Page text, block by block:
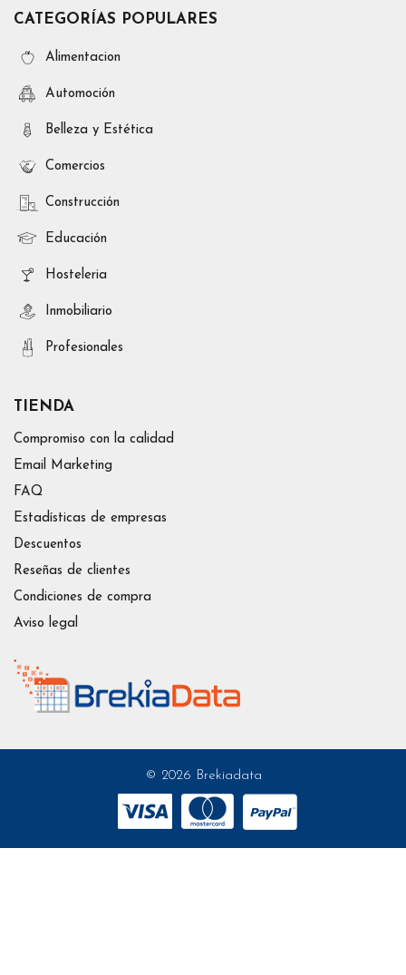
CATEGORÍAS POPULARES
Alimentacion
Automoción
Belleza y Estética
Comercios
Construcción
Educación
Hosteleria
Inmobiliario
Profesionales
TIENDA
Compromiso con la calidad
Email Marketing
FAQ
Estadísticas de empresas
Descuentos
Reseñas de clientes
Condiciones de compra
Aviso legal
© 2026 Brekiadata